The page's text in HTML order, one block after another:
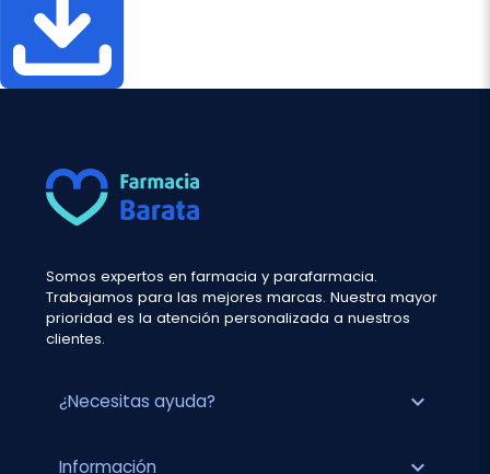
Somos expertos en farmacia y parafarmacia.
Trabajamos para las mejores marcas. Nuestra mayor
prioridad es la atención personalizada a nuestros
clientes.
¿Necesitas ayuda? expand_more
Información expand_more